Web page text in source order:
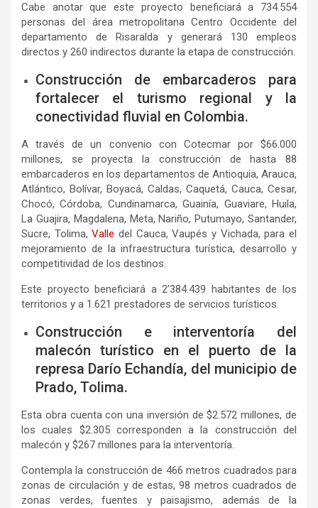
Cabe anotar que este proyecto beneficiará a 734.554
personas del área metropolitana Centro Occidente del
departamento de Risaralda y generará 130 empleos
directos y 260 indirectos durante la etapa de construcción.
Construcción de embarcaderos para
fortalecer el turismo regional y la
conectividad fluvial en Colombia.
A través de un convenio con Cotecmar por $66.000
millones, se proyecta la construcción de hasta 88
embarcaderos en los departamentos de Antioquia, Arauca,
Atlántico, Bolívar, Boyacá, Caldas, Caquetá, Cauca, Cesar,
Chocó, Córdoba, Cundinamarca, Guainía, Guaviare, Huila,
La Guajira, Magdalena, Meta, Nariño, Putumayo, Santander,
Sucre, Tolima,Valle del Cauca, Vaupés y Vichada, para el
mejoramiento de la infraestructura turística, desarrollo y
competitividad de los destinos.
Este proyecto beneficiará a 2’384.439 habitantes de los
territorios y a 1.621 prestadores de servicios turísticos.
Construcción e interventoría del
malecón turístico en el puerto de la
represa Darío Echandía, del municipio de
Prado, Tolima.
Esta obra cuenta con una inversión de $2.572 millones, de
los cuales $2.305 corresponden a la construcción del
malecón y $267 millones para la interventoría.
Contempla la construcción de 466 metros cuadrados para
zonas de circulación y de estas, 98 metros cuadrados de
zonas verdes, fuentes y paisajismo, además de la